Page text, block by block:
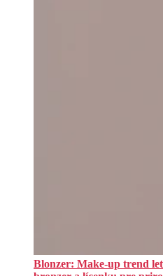
Blonzer: Make-up trend